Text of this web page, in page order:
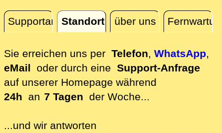
SupportanfrageStandort über uns
Standort
Sie erreichen uns per Telefon, WhatsApp,
eMail oder durch eine Support-Anfrage
auf unserer Homepage während
24h an 7 Tagen der Woche...
...und wir antworten